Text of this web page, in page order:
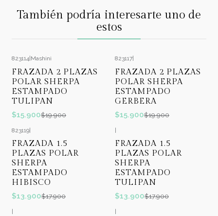
También podría interesarte uno de
estos
823114 Mashini
FRAZADA 2 PLAZAS
POLAR SHERPA
ESTAMPADO
TULIPAN
$15.900$19.900
823117
FRAZADA 2 PLAZAS
POLAR SHERPA
ESTAMPADO
GERBERA
$15.900$19.900
823119|
FRAZADA 1.5
PLAZAS POLAR
SHERPA
ESTAMPADO
HIBISCO
$13.900$17.900
|
FRAZADA 1.5
PLAZAS POLAR
SHERPA
ESTAMPADO
TULIPAN
$13.900$17.900